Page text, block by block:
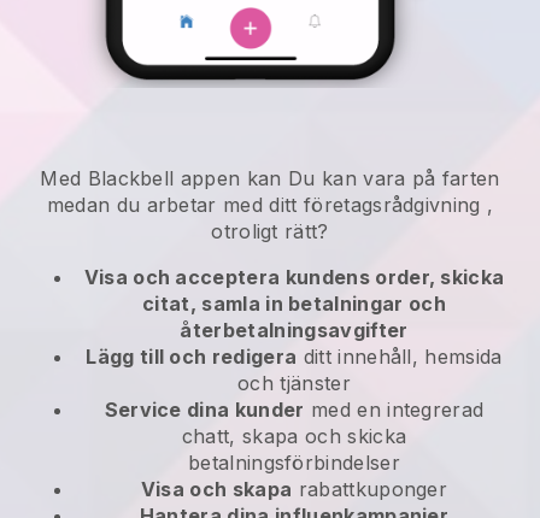
Med Blackbell appen kan Du kan vara på farten
medan du arbetar med ditt företagsrådgivning ,
otroligt rätt?
Visa och acceptera kundens order, skicka
citat, samla in betalningar och
återbetalningsavgifter
Lägg till och redigera ditt innehåll, hemsida
och tjänster
Service dina kunder med en integrerad
chatt, skapa och skicka
betalningsförbindelser
Visa och skapa rabattkuponger